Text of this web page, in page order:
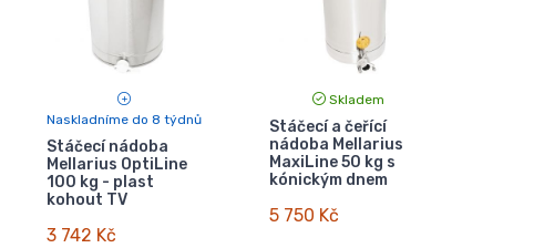
Naskladníme do 8 týdnů
Stáčecí nádoba
Mellarius OptiLine
100 kg - plast
kohout TV
3 742 Kč
Skladem
Stáčecí a čeřící
nádoba Mellarius
MaxiLine 50 kg s
kónickým dnem
5 750 Kč